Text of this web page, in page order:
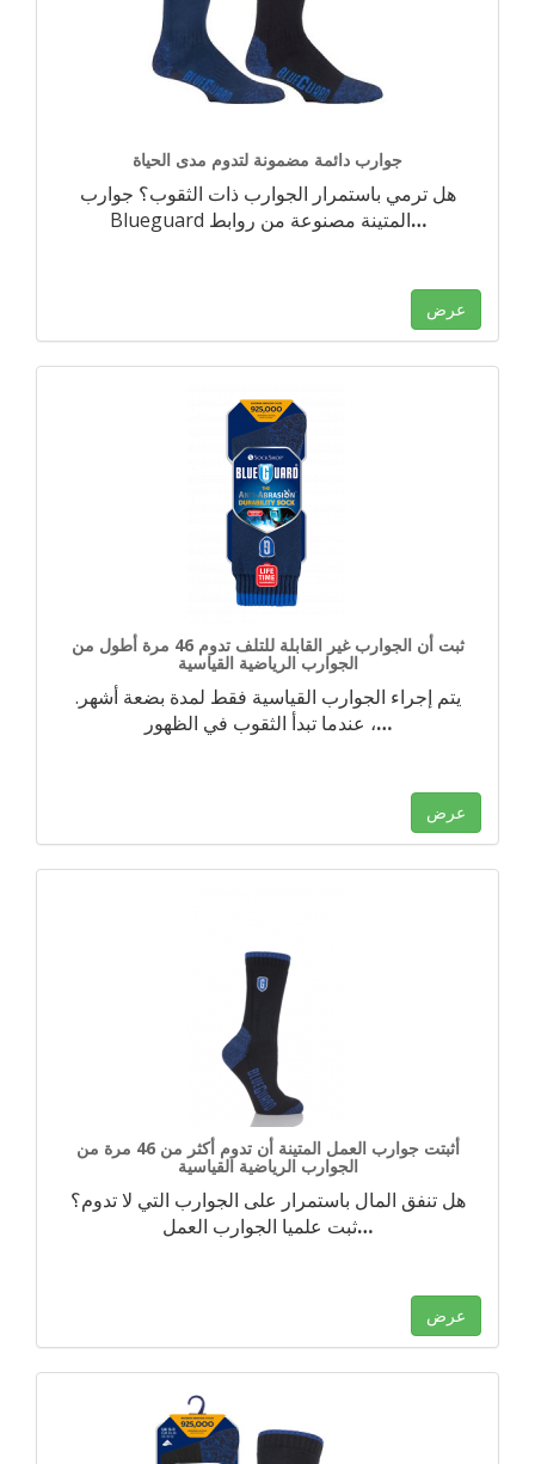
جوارب دائمة مضمونة لتدوم مدى الحياة
هل ترمي باستمرار الجوارب ذات الثقوب؟ جوارب
Blueguard المتينة مصنوعة من روابط…
عرض
ثبت أن الجوارب غير القابلة للتلف تدوم 46 مرة أطول من
الجوارب الرياضية القياسية
يتم إجراء الجوارب القياسية فقط لمدة بضعة أشهر.
عندما تبدأ الثقوب في الظهور ،…
عرض
أثبتت جوارب العمل المتينة أن تدوم أكثر من 46 مرة من
الجوارب الرياضية القياسية
هل تنفق المال باستمرار على الجوارب التي لا تدوم؟
ثبت علميا الجوارب العمل…
عرض